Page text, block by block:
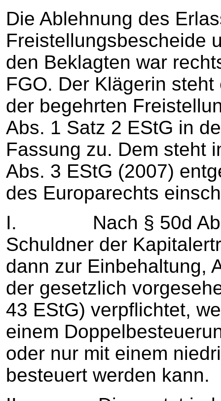
Die Ablehnung des
Freistellungsbescheide
den Beklagten war
FGO. Der Klägerin
der begehrten
Abs. 1 Satz 2 EStG in
Fassung zu. Dem steht
Abs. 3 EStG (2007)
des Europarechts
I. Nach § 50d Abs.
Schuldner der
dann zur Einbehaltung,
der gesetzlich
43 EStG) verpflichtet,
einem
oder nur mit einem
besteuert werden kann.